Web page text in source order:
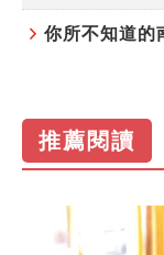
你所不知道的
推薦閱讀